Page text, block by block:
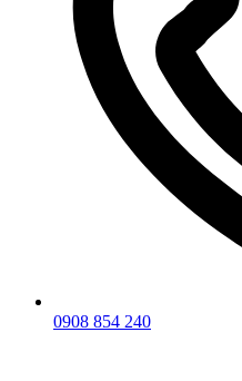
0908 854 240